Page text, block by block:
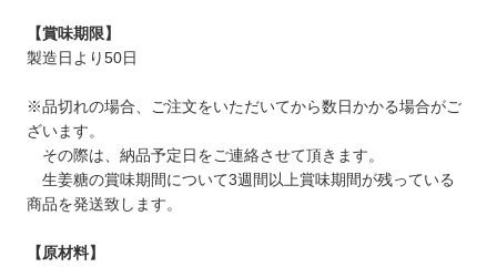
【賞味期限】
製造日より50日
※品切れの場合、ご注文をいただいてから数日かかる場合がご
ざいます。
その際は、納品予定日をご連絡させて頂きます。
生姜糖の賞味期間について3週間以上賞味期間が残っている
商品を発送致します。
【原材料】